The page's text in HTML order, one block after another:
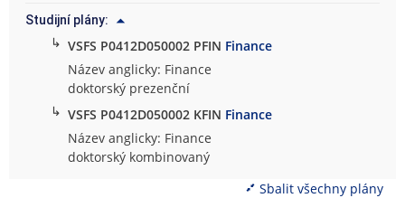
Studijní plány:
↳ VSFS P0412D050002 PFIN Finance
Název anglicky: Finance
doktorský prezenční
↳ VSFS P0412D050002 KFIN Finance
Název anglicky: Finance
doktorský kombinovaný
Sbalit všechny plány